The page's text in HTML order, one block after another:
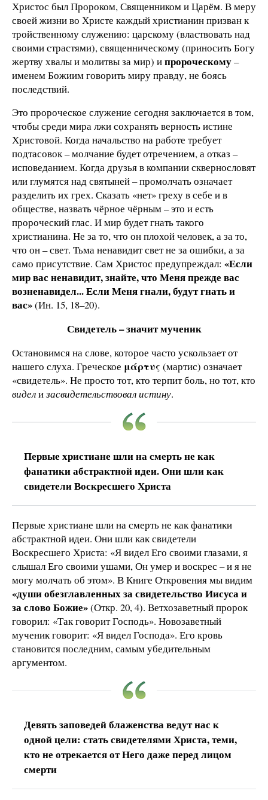
Христос был Пророком, Священником и Царём. В меру
своей жизни во Христе каждый христианин призван к
тройственному служению: царскому (властвовать над
своими страстями), священническому (приносить Богу
жертву хвалы и молитвы за мир) ипророческому–
именем Божиим говорить миру правду, не боясь
последствий.
Это пророческое служение сегодня заключается в том,
чтобы среди мира лжи сохранять верность истине
Христовой. Когда начальство на работе требует
подтасовок – молчание будет отречением, а отказ –
исповеданием. Когда друзья в компании сквернословят
или глумятся над святыней – промолчать означает
разделить их грех. Сказать «нет» греху в себе и в
обществе, назвать чёрное чёрным – это и есть
пророческий глас. И мир будет гнать такого
христианина. Не за то, что он плохой человек, а за то,
что он – свет. Тьма ненавидит свет не за ошибки, а за
само присутствие. Сам Христос предупреждал: «Если
мир вас ненавидит, знайте, что Меня прежде вас
возненавидел... Если Меня гнали, будут гнать и
вас»(Ин. 15, 18–20).
Свидетель – значит мученик
Остановимся на слове, которое часто ускользает от
нашего слуха. Греческое μάρτυς (мартис) означает
«свидетель». Не просто тот, кто терпит боль, но тот, кто
виделизасвидетельствовал истину.
Первые христиане шли на смерть не как
фанатики абстрактной идеи. Они шли как
свидетели Воскресшего Христа
Первые христиане шли на смерть не как фанатики
абстрактной идеи. Они шли как свидетели
Воскресшего Христа: «Я видел Его своими глазами, я
слышал Его своими ушами, Он умер и воскрес – и я не
могу молчать об этом». В Книге Откровения мы видим
«души обезглавленных за свидетельство Иисуса и
за слово Божие»(Откр. 20, 4). Ветхозаветный пророк
говорил: «Так говорит Господь». Новозаветный
мученик говорит: «Я видел Господа». Его кровь
становится последним, самым убедительным
аргументом.
Девять заповедей блаженства ведут нас к
одной цели: стать свидетелями Христа, теми,
кто не отрекается от Него даже перед лицом
смерти